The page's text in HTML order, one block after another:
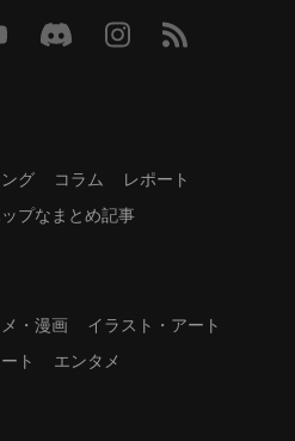
グ コラム
レポート
プなまとめ記事
・漫画
イラスト・アート
ト エンタメ